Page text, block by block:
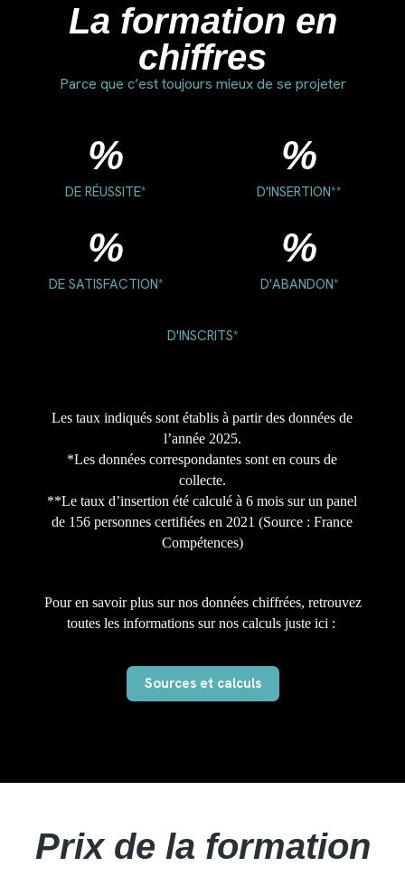
La formation en
chiffres
Parce que c’est toujours mieux de se projeter
DE RÉUSSITE*
%
D'INSERTION**
%
DE SATISFACTION*
%
D'ABANDON*
%
D'INSCRITS*
Les taux indiqués sont établis à partir des données de
l’année 2025.
*Les données correspondantes sont en cours de
collecte.
**Le taux d’insertion été calculé à 6 mois sur un panel
de 156 personnes certifiées en 2021 (Source : France
Compétences)
Pour en savoir plus sur nos données chiffrées, retrouvez
toutes les informations sur nos calculs juste ici :
Sources et calculs
Prix de la formation